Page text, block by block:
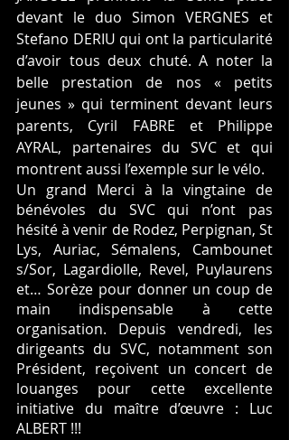
devant le duo Simon VERGNES et
Stefano DERIU qui ont la particularité
d’avoir tous deux chuté. A noter la
belle prestation de nos « petits
jeunes » qui terminent devant leurs
parents, Cyril FABRE et Philippe
AYRAL, partenaires du SVC et qui
montrent aussi l’exemple sur le vélo.
Un grand Merci à la vingtaine de
bénévoles du SVC qui n’ont pas
hésité à venir de Rodez, Perpignan, St
Lys, Auriac, Sémalens, Cambounet
s/Sor, Lagardiolle, Revel, Puylaurens
et… Sorèze pour donner un coup de
main indispensable à cette
organisation. Depuis vendredi, les
dirigeants du SVC, notamment son
Président, reçoivent un concert de
louanges pour cette excellente
initiative du maître d’œuvre : Luc
ALBERT !!!